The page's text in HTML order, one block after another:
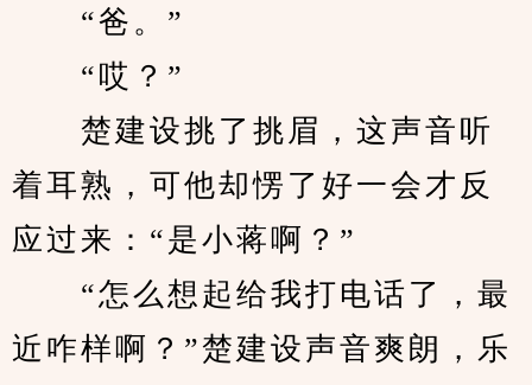
“爸。”
“哎？”
楚建设挑了挑眉，这声音听
着耳熟，可他却愣了好一会才反
应过来：“是小蒋啊？”
“怎么想起给我打电话了，最
近咋样啊？”楚建设声音爽朗，乐